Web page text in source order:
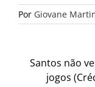
Por Giovane
Santos não
jogos